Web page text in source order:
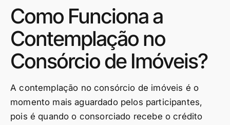
Como Funciona a
Contemplação no
Consórcio de Imóveis?
A contemplação no consórcio de imóveis é o
momento mais aguardado pelos participantes,
pois é quando o consorciado recebe o crédito